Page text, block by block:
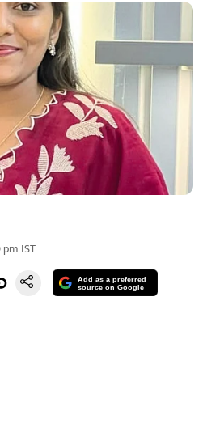
pm IST
Add as a preferred
source on Google